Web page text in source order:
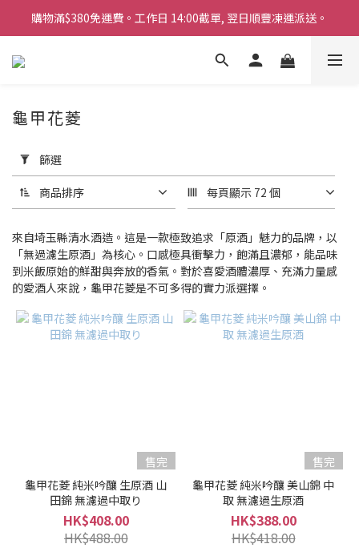
購物滿$380免運費。工作日 14:00截單, 翌日順豐凍運派送。
購物滿$380免運費。工作日 14:00截單, 翌日順豐凍運派送。
「720ml 清酒自由配 (Mix & Match)」$698 任選 4 支
購物滿$380免運費。工作日 14:00截單, 翌日順豐凍運派送。
套
篩
選
(0/20)
商
品
類
別
清
酒
米
酒
龜甲花菱
篩選
商品排序 每頁顯示 72 個
來自埼玉縣清水酒造。這是一款極致追求「原酒」魅力的品牌，以
「無過濾生原酒」為核心。口感極具衝擊力，飽滿且濃郁，能品味
到米飯原始的鮮甜與奔放的香氣。對於喜愛酒體濃厚、充滿力量感
的愛酒人來說，龜甲花菱是不可多得的實力派選擇。
售完
龜甲花菱 純米吟釀 生原酒 山
田錦 無濾過中取り
HK$408.00
HK$488.00
售完
龜甲花菱 純米吟釀 美山錦 中
取 無濾過生原酒
HK$388.00
HK$418.00